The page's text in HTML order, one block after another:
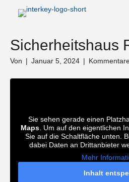
Sicherheitshaus
Von | Januar 5, 2024 |
Sie sehen gerade einen
Maps. Um auf den eigentlichen
Sie auf die Schaltfläche unten.
dabei Daten an Drittanbieter
Mehr
Inhalt